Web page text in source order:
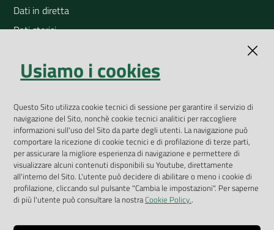
Dati in diretta
Dati storici
Open Data
App Arpav
Rapporti regionali annuali
Le Infografiche
Dispenser dati
Vai alla pagina
Usiamo i cookies
Questo Sito utilizza cookie tecnici di sessione per garantire il servizio di
navigazione del Sito, nonchè cookie tecnici analitici per raccogliere
informazioni sull'uso del Sito da parte degli utenti. La navigazione può
comportare la ricezione di cookie tecnici e di profilazione di terze parti,
per assicurare la migliore esperienza di navigazione e permettere di
visualizzare alcuni contenuti disponibili su Youtube, direttamente
all'interno del Sito. L'utente può decidere di abilitare o meno i cookie di
profilazione, cliccando sul pulsante "Cambia le impostazioni". Per saperne
di più l'utente può consultare la nostraCookie Policy..